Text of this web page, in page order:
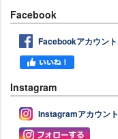
Facebook
Facebookアカウント
Instagram
Instagramアカウント